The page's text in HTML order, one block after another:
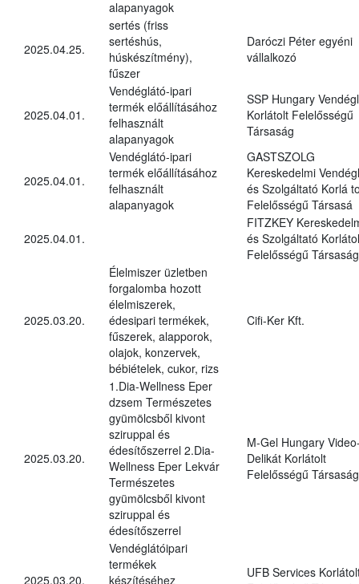
alapanyagok
2025.04.25.
sertés (friss
sertéshús,
húskészítmény),
fűszer
Daróczi Péter egyéni
vállalkozó
2025.04.01.
Vendéglátó-ipari
termék előállításához
felhasznált
alapanyagok
SSP Hungary
Korlátolt Felelősségű
Társaság
2025.04.01.
Vendéglátó-ipari
termék előállításához
felhasznált
alapanyagok
GASTSZOLG
Kereskedelmi
és Szolgáltató Korlá
Felelősségű Társasá
2025.04.01.
FITZKEY
és Szolgáltató
Felelősségű Társaság
2025.03.20.
Élelmiszer üzletben
forgalomba hozott
élelmiszerek,
édesipari termékek,
fűszerek, alapporok,
olajok, konzervek,
bébiételek, cukor, rizs
Cifi-Ker Kft.
2025.03.20.
1.Dia-Wellness Eper
dzsem Természetes
gyümölcsből kivont
sziruppal és
édesítőszerrel 2.Dia-
Wellness Eper Lekvár
Természetes
gyümölcsből kivont
sziruppal és
édesítőszerrel
M-Gel Hungary
Delikát Korlátolt
Felelősségű Társaság
2025.03.20.
Vendéglátóipari
termékek
készítéséhez
UFB Services